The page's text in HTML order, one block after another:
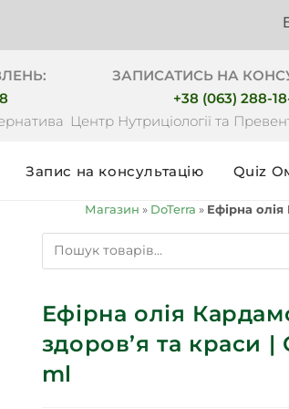
ЗАПИСАТИСЬ НА
+38 (063) 288-
Центр Нутриціології та
Запис на консультацію Quiz
Магазин » DoTerra » Ефірна
Ефірна олія
здоров’я та краси
ml